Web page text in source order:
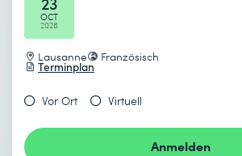
OCT
2026
Lausanne Französisch
Terminplan
Vor Ort Virtuell
Anmelden